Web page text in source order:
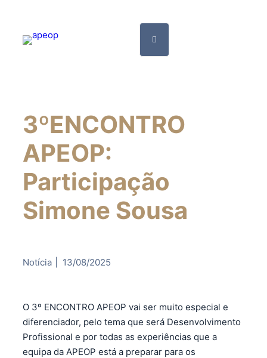
3ºENCONTRO
APEOP:
Participação
Simone Sousa
Notícia 13/08/2025
O 3º ENCONTRO APEOP vai ser muito especial e
diferenciador, pelo tema que será Desenvolvimento
Profissional e por todas as experiências que a
equipa da APEOP está a preparar para os